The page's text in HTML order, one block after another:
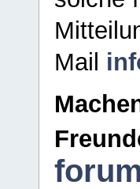
Mail